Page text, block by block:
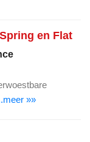
en Flat
»»